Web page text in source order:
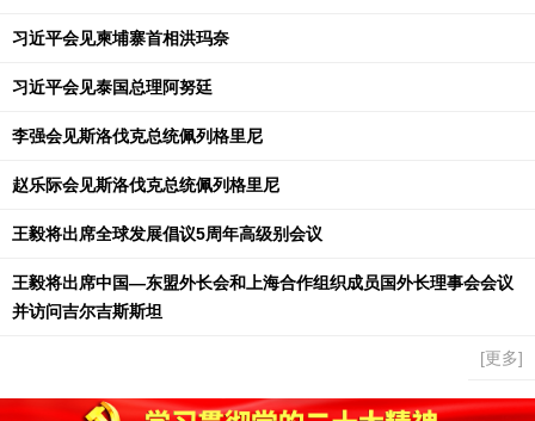
习近平会见柬埔寨首相洪玛奈
习近平会见泰国总理阿努廷
李强会见斯洛伐克总统佩列格里尼
赵乐际会见斯洛伐克总统佩列格里尼
王毅将出席全球发展倡议5周年高级别会议
王毅将出席中国—东盟外长会和上海合作组织成员国外长理事会会议
并访问吉尔吉斯斯坦
[更多]